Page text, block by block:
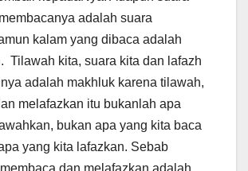
adalah suara
kalam yang dibaca adalah
Tilawah kita, suara kita dan lafazh
adalah makhluk karena tilawah,
melafazkan itu bukanlah apa
bukan apa yang kita baca
yang kita lafazkan. Sebab
dan melafazkan adalah